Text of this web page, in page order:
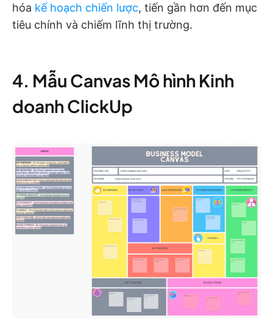
hóa kế hoạch chiến lược, tiến gần hơn đến mục
tiêu chính và chiếm lĩnh thị trường.
4. Mẫu Canvas Mô hình Kinh
doanh ClickUp